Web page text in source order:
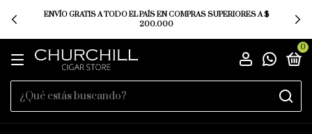
ENVÍO GRATIS A TODO EL PAÍS EN COMPRAS SUPERIORES A $
200.000
0